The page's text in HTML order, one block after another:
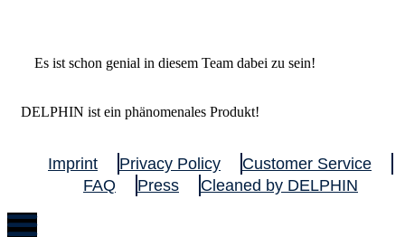
Es ist schon genial in diesem Team dabei zu sein!
DELPHIN ist ein phänomenales Produkt!
Imprint Privacy Policy
Customer Service
FAQ
Press Cleaned by DELPHIN